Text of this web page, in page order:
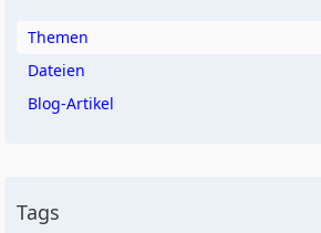
Themen
Dateien
Blog-Artikel
Tags